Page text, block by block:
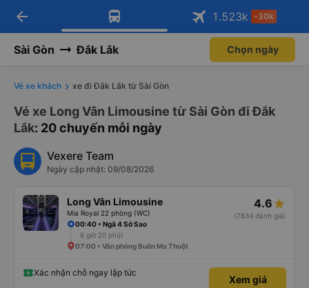
Tải app Vexere ngay!
Nhận ưu đãi thành viên độc
Mở app
Tải app Vexere
-30k/ghế khi đặt vé máy bay qua
Mở app
arrow_back 1.523k -30k
Sài Gòn Đắk Lắk Chọn ngày
Vé xe khách xe đi Đắk Lắk từ Sài Gòn
Vé xe Long Vân Limousine từ Sài Gòn đi Đắk
Lắk: 20 chuyến mỗi ngày
Vexere Team
Ngày cập nhật: 09/08/2026
Long Vân Limousine
Mia Royal 22 phòng (WC)
4.6
(7834 đánh giá)
00:40 • Ngã 4 Sở Sao
6 giờ 20 phút
07:00 • Văn phòng Buôn Ma Thuột
Xác nhận chỗ ngay lập tức
Xem giá